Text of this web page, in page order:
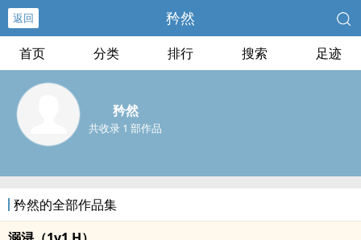
返回 矜然
首页 分类 排行 搜索 足迹
矜然
共收录 1 部作品
矜然的全部作品集